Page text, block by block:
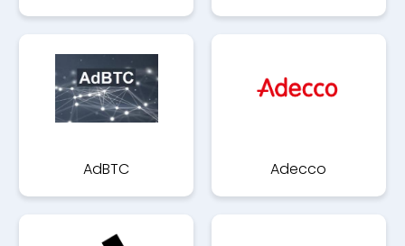
AdBTC Adecco